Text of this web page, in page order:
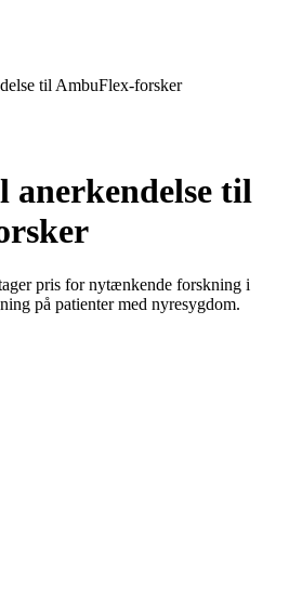
til AmbuFlex-forsker
til
pris for nytænkende forskning i
på patienter med nyresygdom.